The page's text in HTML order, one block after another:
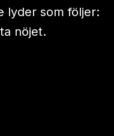
lyder som följer:
nöjet.